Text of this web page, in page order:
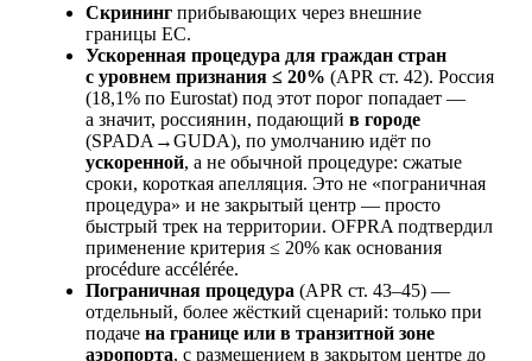
Скрининг прибывающих через внешние
границы ЕС.
Ускоренная процедура для граждан стран
с уровнем признания ≤ 20% (APR ст. 42). Россия
(18,1% по Eurostat) под этот порог попадает —
а значит, россиянин, подающий в городе
(SPADA→GUDA), по умолчанию идёт по
ускоренной, а не обычной процедуре: сжатые
сроки, короткая апелляция. Это не «пограничная
процедура» и не закрытый центр — просто
быстрый трек на территории. OFPRA подтвердил
применение критерия ≤ 20% как основания
procédure accélérée.
Пограничная процедура (APR ст. 43–45) —
отдельный, более жёсткий сценарий: только при
подаче на границе или в транзитной зоне
аэропорта, с размещением в закрытом центре до